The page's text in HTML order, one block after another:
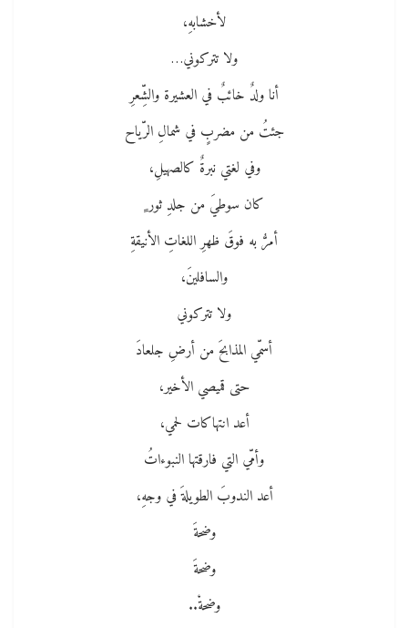
لأخشابهِ،
ولا تتركوني…
أنا ولدٌ خائبٌ في العشيرة والشِّعرِ
جئتُ من مضربٍ في شمالِ الرّياح
وفي لغتي نبرةٌ كالصهيلِ،
كان سوطيَ من جلدِ ثور ٍ
أمرُّ به فوقَ ظهرِ اللغاتِ الأنيقةِ
والسافلينَ،
ولا تتركوني
أسمّي المذابحَ من أرضِ جلعادَ
حتى قميصي الأخير،
أعد انتهاكات لحمي،
وأمّي التي فارقتها النبوءاتُ
أعد الندوبَ الطويلةَ في وجهِ،
وضحةَ
وضحةَ
وضحةْ..